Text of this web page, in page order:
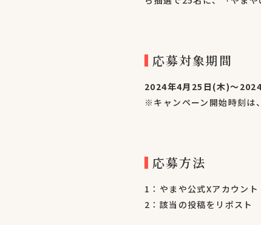
応募対象期間
2024年4月25日(木)～
※キャンペーン開始時刻は
応募方法
1：やまや公式Xアカウント
2：該当の投稿をリポスト